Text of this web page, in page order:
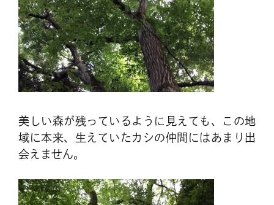
美しい森が残っているように見えても、この地
域に本来、生えていたカシの仲間にはあまり出
会えません。